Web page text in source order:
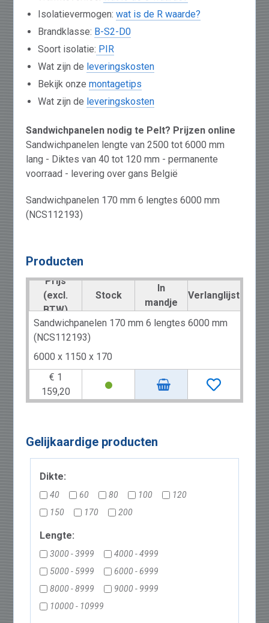
Isolatievermogen:wat is de R waarde?
Brandklasse: B-S2-D0
Soort isolatie: PIR
Wat zijn de leveringskosten
Bekijk onzemontagetips
Wat zijn de leveringskosten
Sandwichpanelen nodig te Pelt? Prijzen online
Sandwichpanelen lengte van 2500 tot 6000 mm
lang - Diktes van 40 tot 120 mm - permanente
voorraad - levering over gans België
Sandwichpanelen 170 mm 6 lengtes 6000 mm
(NCS112193)
Producten
Prijs
(excl.
BTW)
Stock
In
mandje
Verlanglijst
Sandwichpanelen 170 mm 6 lengtes 6000 mm
(NCS112193)
6000 x 1150 x 170
€ 1
159,20
Gelijkaardige producten
Dikte:
40 60 80 100
120
150
170 200
Lengte:
3000 - 3999
4000 - 4999
5000 - 5999
6000 - 6999
8000 - 8999
9000 - 9999
10000 - 10999